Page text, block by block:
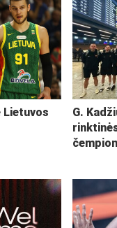
Lietuvos
G.